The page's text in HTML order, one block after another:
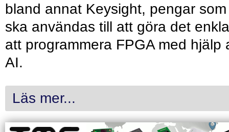
bland annat Keysight, pengar som
ska användas till att göra det
att programmera FPGA med hjälp
AI.
Läs mer...